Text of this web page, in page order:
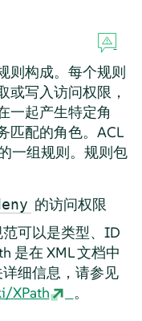
则构成。每个规则
或写入访问权限，
一起产生特定角
匹配的角色。ACL
一组规则。规则包
的访问权限
可以是类型、ID
是在 XML 文档中
细信息，请参见
XPath
。